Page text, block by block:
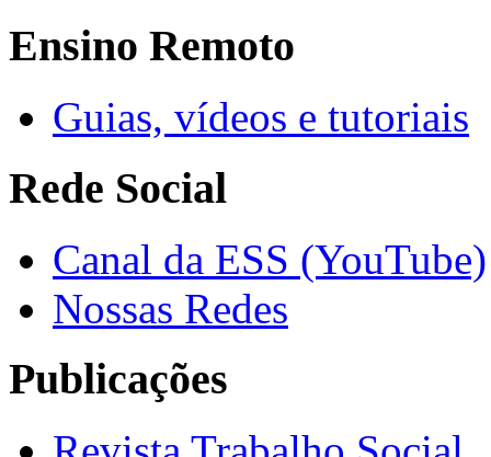
Ensino Remoto
Guias, vídeos e tutoriais
Rede Social
Canal da ESS (YouTube)
Nossas Redes
Publicações